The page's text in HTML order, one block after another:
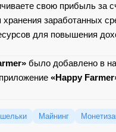
свою прибыль за
заработанных
для повышения
было добавлено в
«Happy
Майнинг